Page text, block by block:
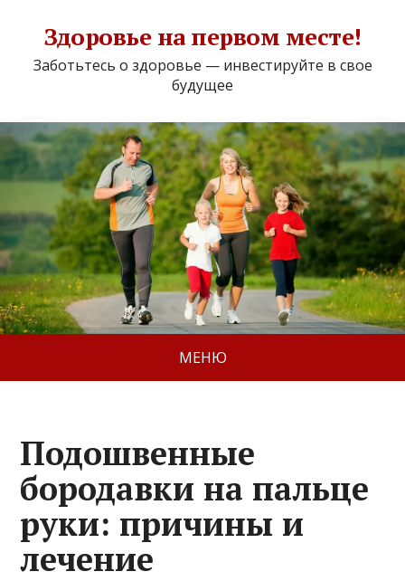
Здоровье на первом месте!
Заботьтесь о здоровье — инвестируйте в свое
будущее
МЕНЮ
Подошвенные
бородавки на пальце
руки: причины и
лечение